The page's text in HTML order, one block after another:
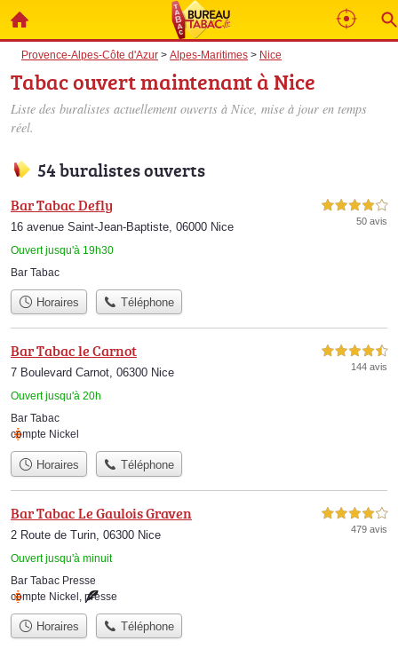
Provence-Alpes-Côte d'Azur > Alpes-Maritimes > Nice
Tabac ouvert maintenant à Nice
Liste des buralistes actuellement ouverts à Nice, mise à jour en temps
réel.
54 buralistes ouverts
Bar Tabac Defly
16 avenue Saint-Jean-Baptiste, 06000 Nice
Ouvert jusqu'à 19h30
4,0 étoiles sur 5
50 avis
Bar Tabac
Horaires Téléphone
Bar Tabac le Carnot
7 Boulevard Carnot, 06300 Nice
Ouvert jusqu'à 20h
4,5 étoiles sur 5
144 avis
Bar Tabac
compte Nickel
Horaires Téléphone
Bar Tabac Le Gaulois Graven
2 Route de Turin, 06300 Nice
Ouvert jusqu'à minuit
4,0 étoiles sur 5
479 avis
Bar Tabac Presse
compte Nickel presse
Horaires Téléphone